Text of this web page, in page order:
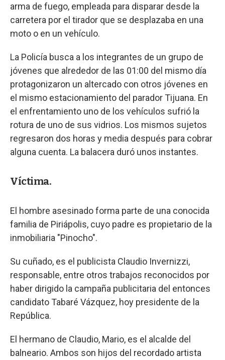
arma de fuego, empleada para disparar desde la
carretera por el tirador que se desplazaba en una
moto o en un vehículo.
La Policía busca a los integrantes de un grupo de
jóvenes que alrededor de las 01:00 del mismo día
protagonizaron un altercado con otros jóvenes en
el mismo estacionamiento del parador Tijuana. En
el enfrentamiento uno de los vehículos sufrió la
rotura de uno de sus vidrios. Los mismos sujetos
regresaron dos horas y media después para cobrar
alguna cuenta. La balacera duró unos instantes.
Víctima.
El hombre asesinado forma parte de una conocida
familia de Piriápolis, cuyo padre es propietario de la
inmobiliaria "Pinocho".
Su cuñado, es el publicista Claudio Invernizzi,
responsable, entre otros trabajos reconocidos por
haber dirigido la campaña publicitaria del entonces
candidato Tabaré Vázquez, hoy presidente de la
República.
El hermano de Claudio, Mario, es el alcalde del
balneario. Ambos son hijos del recordado artista